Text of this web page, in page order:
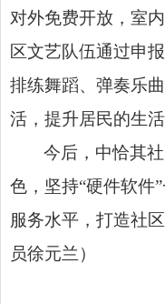
对外免费开放，室
区文艺队伍通过申
排练舞蹈、弹奏乐
活，提升居民的生活
今后，中恰其
色，坚持“硬件软件
服务水平，打造社
员徐元兰）